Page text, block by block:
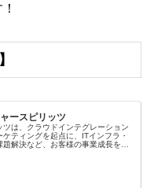
ースピリッツ
ツは、クラウドインテグレーション
ケティングを起点に、ITインフラ・
解決など、お客様の事業成長を支